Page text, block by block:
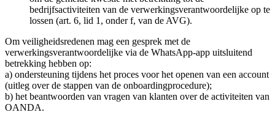
bedrijfsactiviteiten van de verwerkingsverantwoordelijke op te
lossen (art. 6, lid 1, onder f, van de AVG).
Om veiligheidsredenen mag een gesprek met de
verwerkingsverantwoordelijke via de WhatsApp-app uitsluitend
betrekking hebben op:
a) ondersteuning tijdens het proces voor het openen van een account
(uitleg over de stappen van de onboardingprocedure);
b) het beantwoorden van vragen van klanten over de activiteiten van
OANDA.